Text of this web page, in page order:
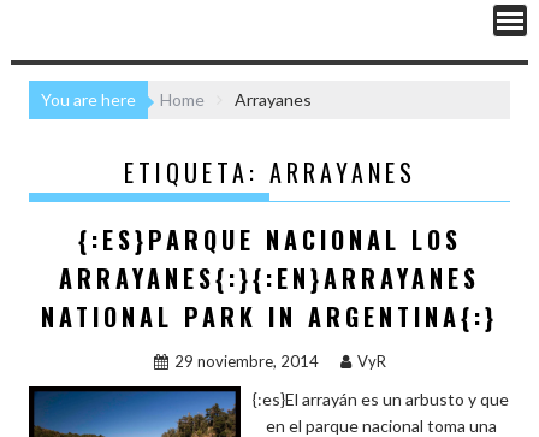
You are here Home Arrayanes
ETIQUETA: ARRAYANES
{:ES}PARQUE NACIONAL LOS
ARRAYANES{:}{:EN}ARRAYANES
NATIONAL PARK IN ARGENTINA{:}
29 noviembre, 2014 VyR
{:es}El arrayán es un arbusto y que
en el parque nacional toma una